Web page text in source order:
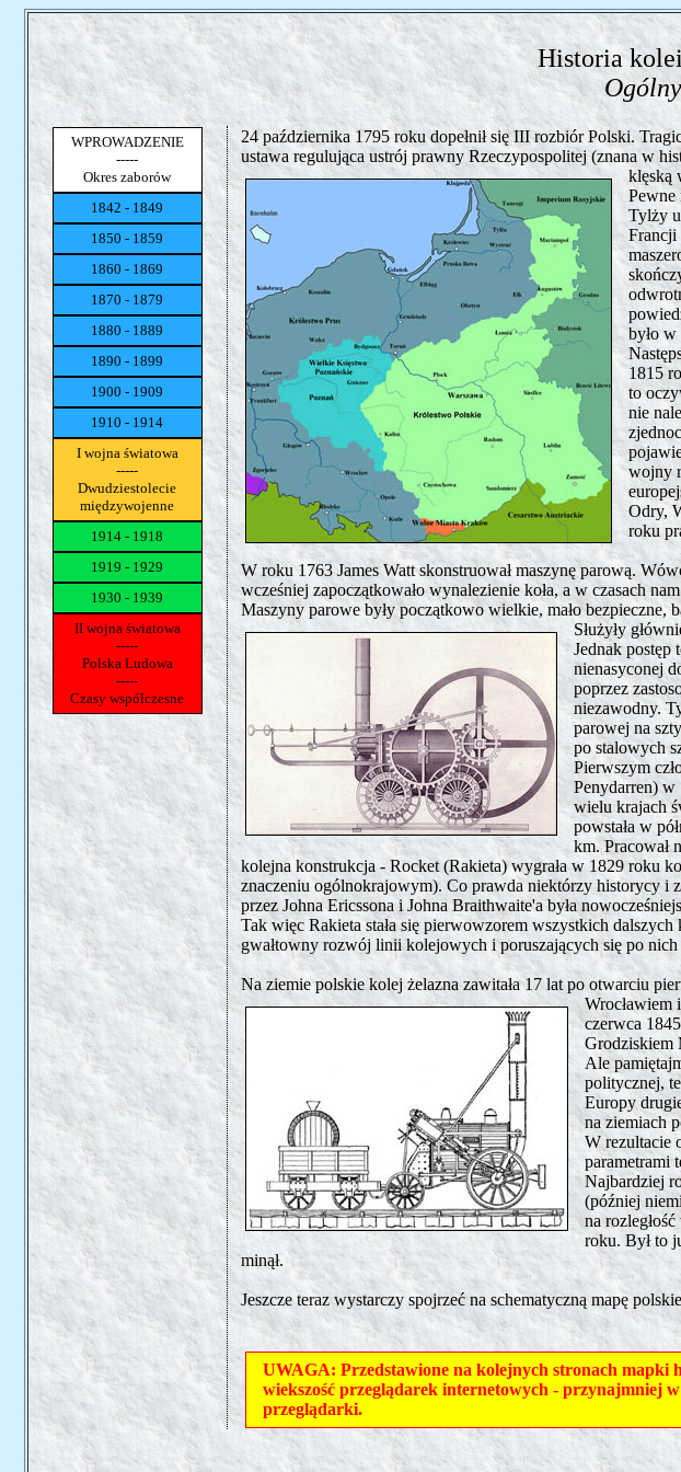
Historia
WPROWADZENIE
-----
Okres zaborów
1842 - 1849
1850 - 1859
1860 - 1869
1870 - 1879
1880 - 1889
1890 - 1899
1900 - 1909
1910 - 1914
I wojna światowa
-----
Dwudziestolecie
międzywojenne
1914 - 1918
1919 - 1929
1930 - 1939
II wojna światowa
-----
Polska Ludowa
-----
Czasy współczesne
24 października 1795 roku dopełnił się III rozbiór Polski.
ustawa regulująca ustrój prawny Rzeczypospolitej (znana w
klęską
Pewne
Tylży
Francji
było w
1815
to
nie
wojny
Odry,
roku
W roku 1763 James Watt skonstruował maszynę parową.
wcześniej zapoczątkowało wynalezienie koła, a w czasach
Maszyny parowe były początkowo wielkie, mało bezpieczne,
Służyły
Jednak postęp
nienasyconej
poprzez
niezawodny.
parowej na
po stalowych
Pierwszym
Penydarren) w
wielu krajach
powstała w
km. Pracował
kolejna konstrukcja - Rocket (Rakieta) wygrała w 1829 roku
znaczeniu ogólnokrajowym). Co prawda niektórzy historycy i
przez Johna Ericssona i Johna Braithwaite'a była
Tak więc Rakieta stała się pierwowzorem wszystkich
gwałtowny rozwój linii kolejowych i poruszających się po nich
Na ziemie polskie kolej żelazna zawitała 17 lat po otwarciu
Wrocławiem
czerwca
Grodziskiem
Ale
politycznej,
Europy
na ziemiach
W rezultacie
parametrami
Najbardziej
(później
na
roku. Był to
minął.
Jeszcze teraz wystarczy spojrzeć na schematyczną mapę
UWAGA: Przedstawione na kolejnych stronach mapki
wiekszość przeglądarek internetowych - przynajmniej
przeglądarki.